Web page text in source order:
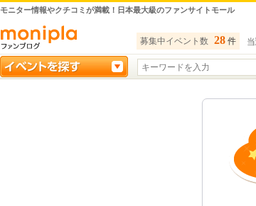
モニター情報やクチコミが満載！日本最大級のファンサイトモール
募集中イベント数 28 件